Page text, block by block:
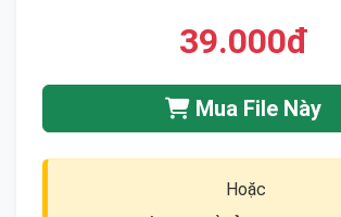
39.000đ
Mua File Này
Hoặc